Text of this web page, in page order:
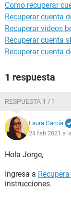
Como recuperar
Recuperar cuenta
Recuperar videos
Recuperar cuenta
Recuperar cuenta
1 respuesta
RESPUESTA 1 / 1
Laura García
24 feb 2021 a
Hola Jorge,
Ingresa a
instrucciones.